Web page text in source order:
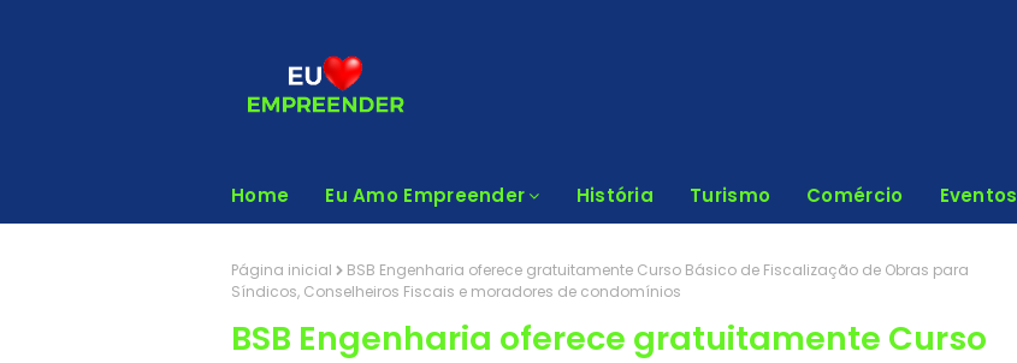
Home Eu Amo Empreender História Turismo Comércio Eventos
Página inicial
BSB Engenharia oferece gratuitamente Curso Básico de Fiscalização de Obras para
Síndicos, Conselheiros Fiscais e moradores de condomínios
BSB Engenharia oferece gratuitamente Curso